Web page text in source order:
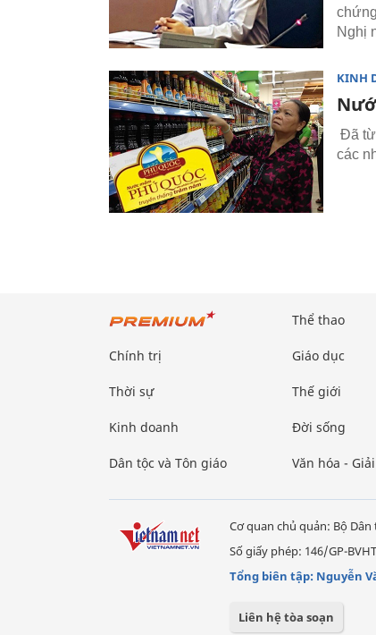
Nghị
KINH
Đã
các
Chính trị
Thời sự
Kinh doanh
Dân tộc và Tôn giáo
Thể thao
Giáo dục
Thế giới
Đời sống
Văn hóa -
Cơ quan chủ quản: Bộ Dân
Số giấy phép: 146/GP-
Tổng biên tập: Nguyễn
Liên hệ tòa soạn